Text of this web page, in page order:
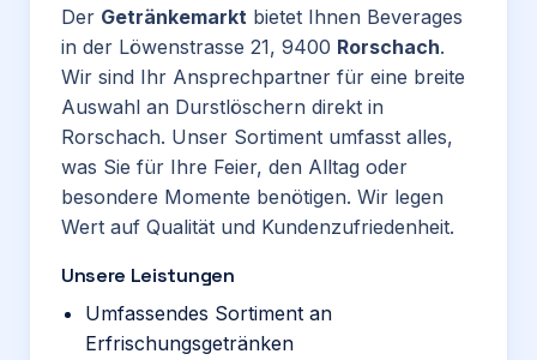
Der Getränkemarkt bietet Ihnen Beverages
in der Löwenstrasse 21, 9400 Rorschach.
Wir sind Ihr Ansprechpartner für eine breite
Auswahl an Durstlöschern direkt in
Rorschach. Unser Sortiment umfasst alles,
was Sie für Ihre Feier, den Alltag oder
besondere Momente benötigen. Wir legen
Wert auf Qualität und Kundenzufriedenheit.
Unsere Leistungen
Umfassendes Sortiment an
Erfrischungsgetränken